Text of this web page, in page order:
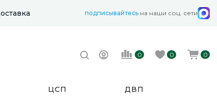
подписывайтесь на наши соц. сети
0 0 0
ЦСП ДВП